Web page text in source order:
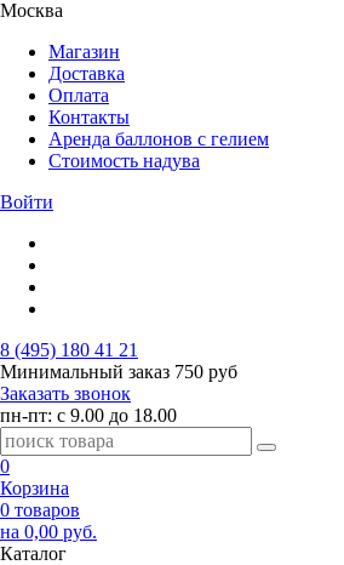
Москва
Магазин
Доставка
Оплата
Контакты
Аренда баллонов с гелием
Стоимость надува
Войти
8 (495) 180 41 21
Минимальный заказ 750 руб
Заказать звонок
пн-пт: с 9.00 до 18.00
0
Корзина
0 товаров
на 0,00 руб.
Каталог